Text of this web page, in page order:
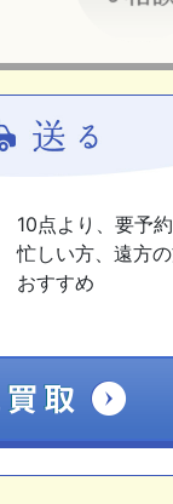
10点より、要予約
忙しい方、遠方
おすすめ